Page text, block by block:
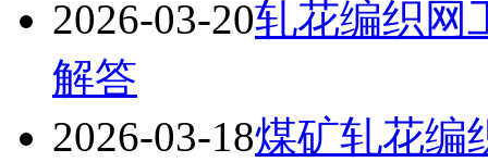
2026-03-20轧花编织网
解答
2026-03-18煤矿轧花编